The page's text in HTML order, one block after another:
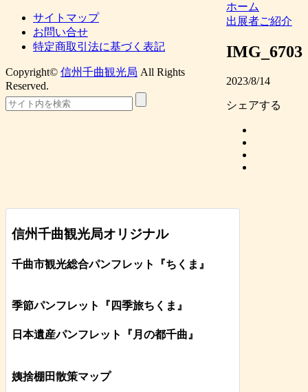
ホーム
出展者ご紹介
IMG_6703
2023/8/14
シェアする
信州千曲観光局オリジナル
千曲市観光総合パンフレット 『ちくま 』
季節パンフレット『四季旅ちくま』
日本遺産パンフレット 『月の都千曲 』
姨捨棚田散策マップ
サイトマップ
お問い合せ
特定商取引法に基づく表記
Copyright© 信州千曲観光局 All Rights
Reserved.